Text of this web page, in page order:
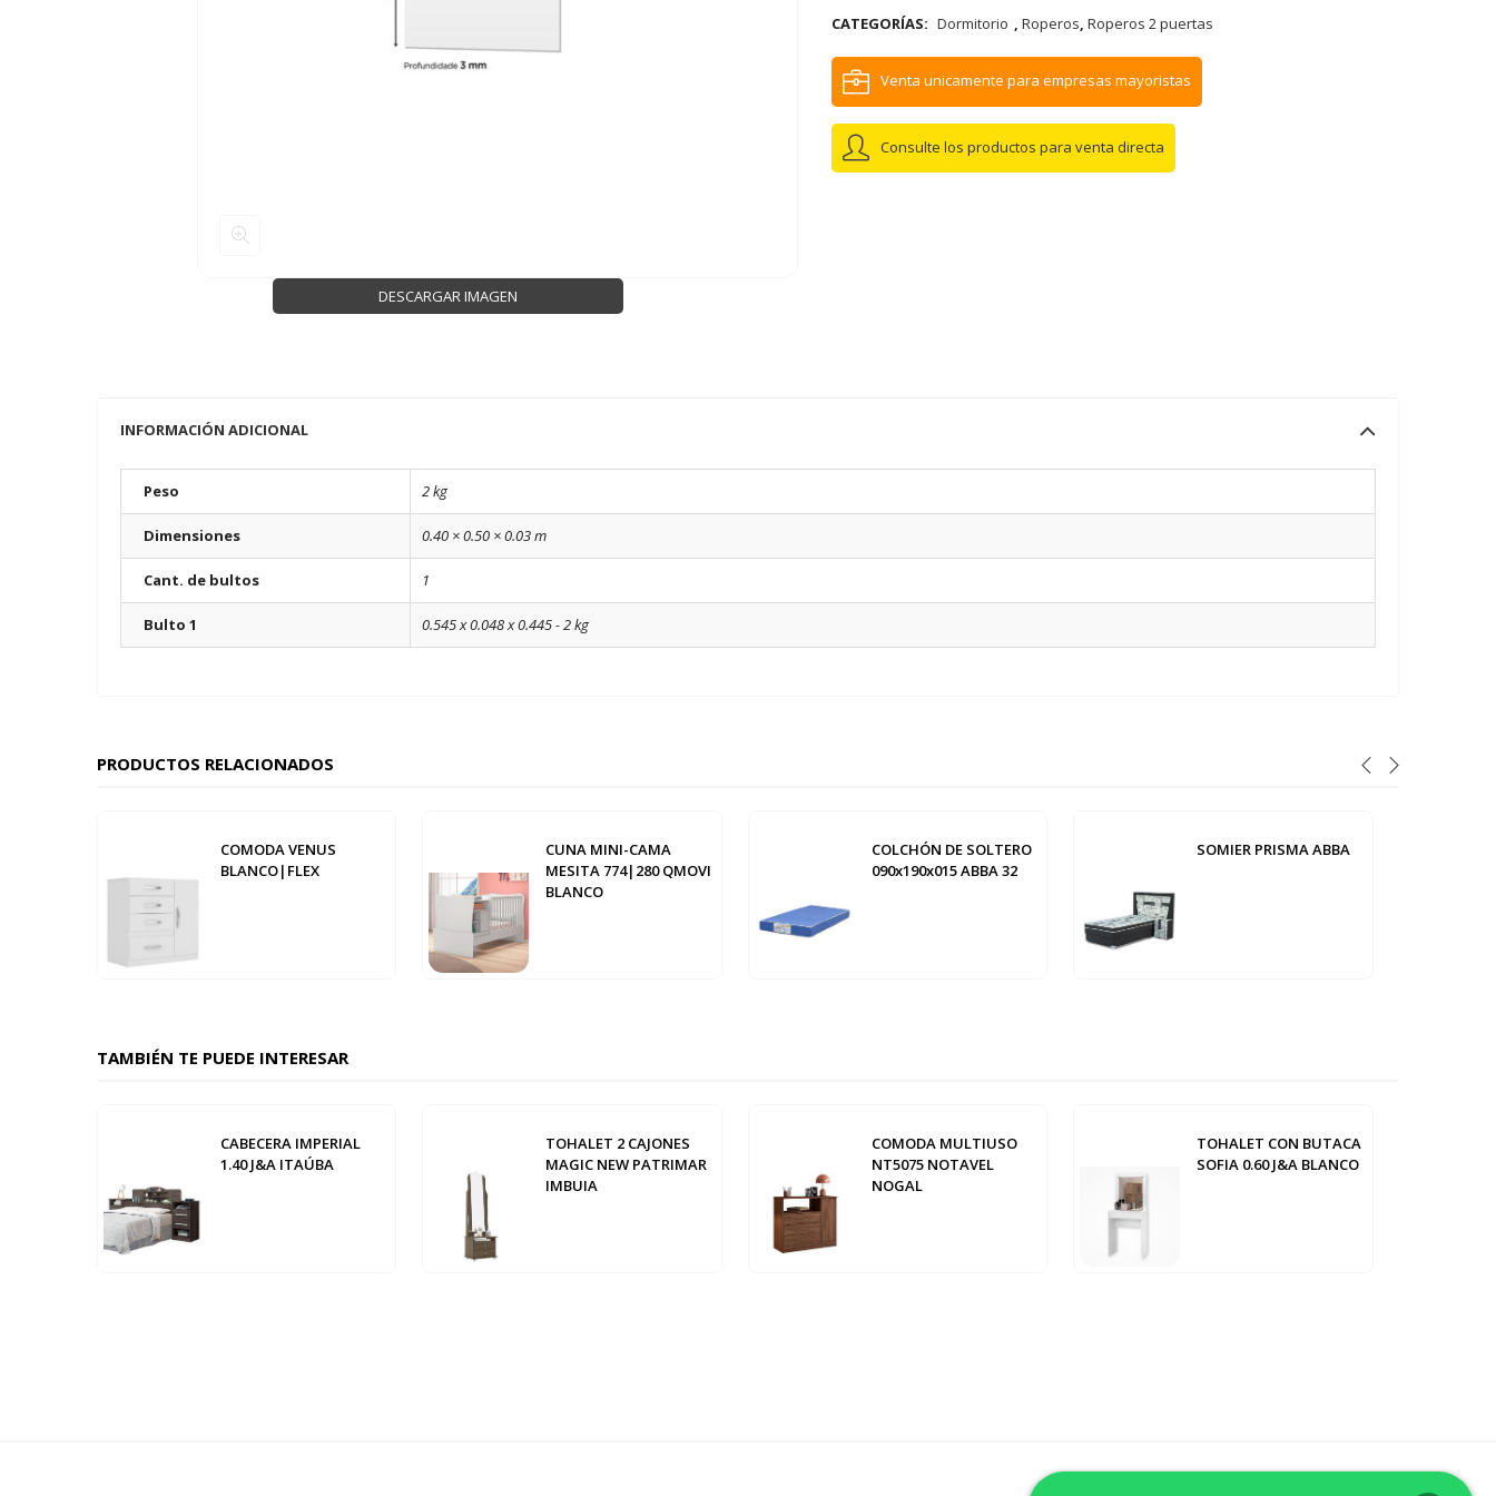
DESCARGAR IMAGEN
CATEGORÍAS: Dormitorio , Roperos, Roperos 2 puertas
Venta unicamente para empresas mayoristas
Consulte los productos para venta directa
INFORMACIÓN ADICIONAL
Peso 2 kg
Dimensiones 0.40 × 0.50 × 0.03 m
Cant. de bultos 1
Bulto 1 0.545 x 0.048 x 0.445 - 2 kg
PRODUCTOS RELACIONADOS
COMODA VENUS
BLANCO|FLEX
CUNA MINI-CAMA
MESITA 774|280 QMOVI
BLANCO
COLCHÓN DE SOLTERO
090x190x015 ABBA 32
SOMIER PRISMA ABBA
TAMBIÉN TE PUEDE INTERESAR
CABECERA IMPERIAL
1.40 J&A ITAÚBA
TOHALET 2 CAJONES
MAGIC NEW PATRIMAR
IMBUIA
COMODA MULTIUSO
NT5075 NOTAVEL
NOGAL
TOHALET CON BUTACA
SOFIA 0.60 J&A BLANCO